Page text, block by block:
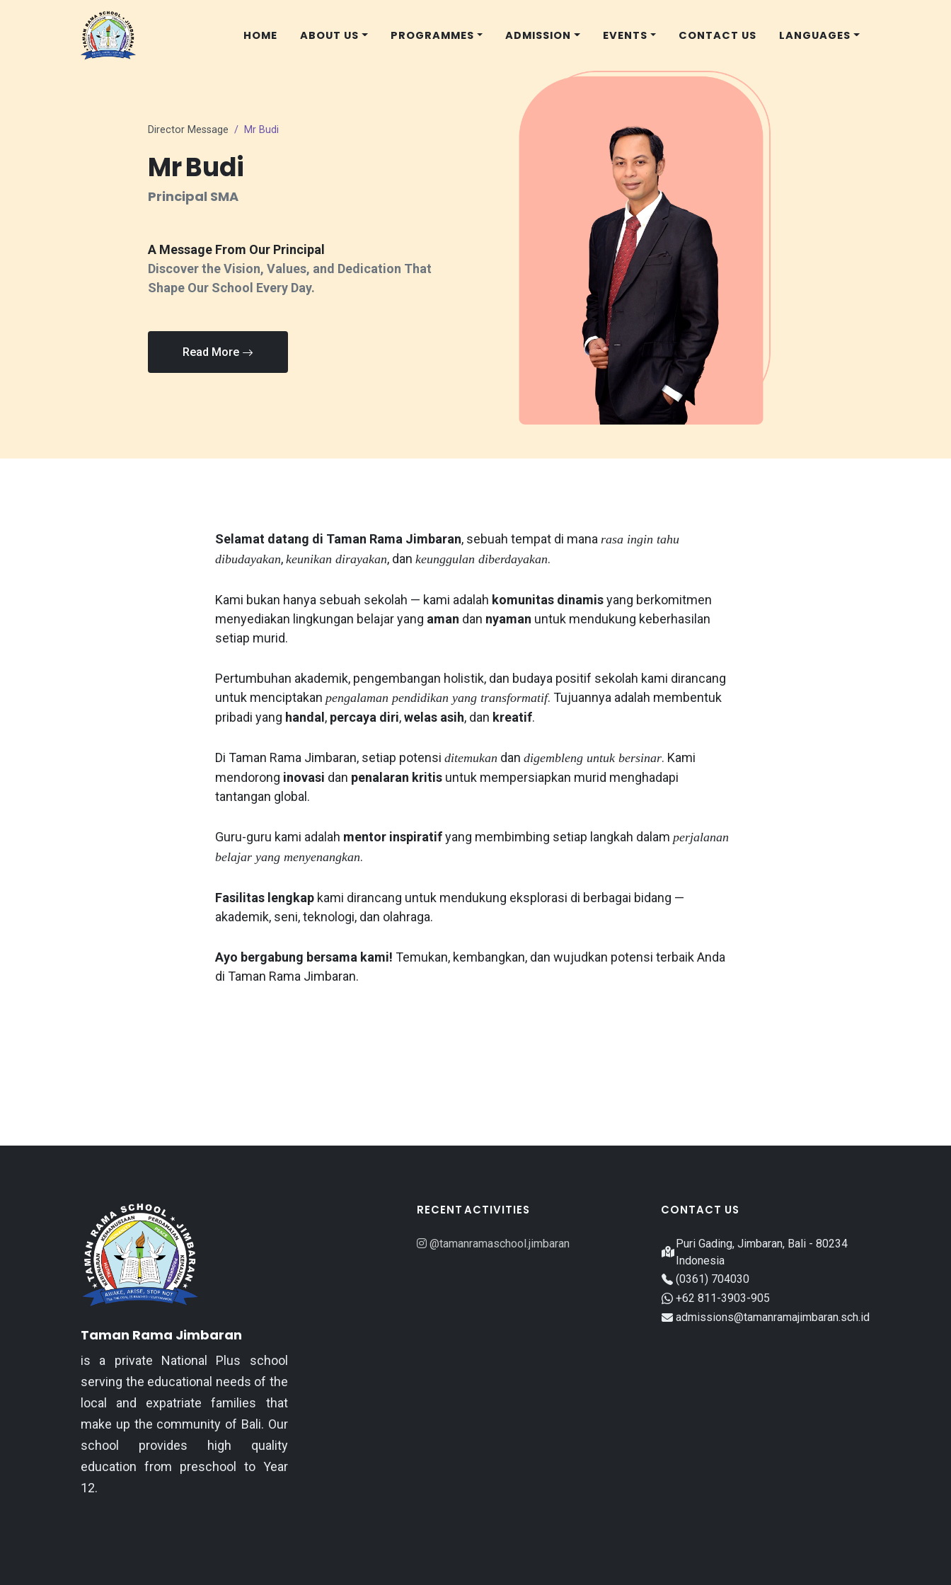
HOME ABOUT US PROGRAMMES ADMISSION EVENTS CONTACT US LANGUAGES
Director Message Mr Budi
Mr Budi
Principal SMA
A Message From Our Principal
Discover the Vision, Values, and Dedication That
Shape Our School Every Day.
Read More
Selamat datang di Taman Rama Jimbaran, sebuah tempat di mana rasa ingin tahu
dibudayakan, keunikan dirayakan, dan keunggulan diberdayakan.
Kami bukan hanya sebuah sekolah — kami adalah komunitas dinamisyang berkomitmen
menyediakan lingkungan belajar yang aman dan nyaman untuk mendukung keberhasilan
setiap murid.
Pertumbuhan akademik, pengembangan holistik, dan budaya positif sekolah kami dirancang
untuk menciptakan pengalaman pendidikan yang transformatif. Tujuannya adalah membentuk
pribadi yang handal , percaya diri,welas asih, dan kreatif.
Di Taman Rama Jimbaran, setiap potensi ditemukan dan digembleng untuk bersinar. Kami
mendorong inovasi dan penalaran kritis untuk mempersiapkan murid menghadapi
tantangan global.
Guru-guru kami adalah mentor inspiratifyang membimbing setiap langkah dalam perjalanan
belajar yang menyenangkan.
Fasilitas lengkap kami dirancang untuk mendukung eksplorasi di berbagai bidang —
akademik, seni, teknologi, dan olahraga.
Ayo bergabung bersama kami! Temukan, kembangkan, dan wujudkan potensi terbaik Anda
di Taman Rama Jimbaran.
Taman Rama Jimbaran
is a private National Plus school
serving the educational needs of the
local and expatriate families that
make up the community of Bali. Our
school provides high quality
education from preschool to Year
12.
RECENT ACTIVITIES
@tamanramaschool.jimbaran
CONTACT US
Puri Gading, Jimbaran, Bali - 80234
Indonesia
(0361) 704030
+62 811-3903-905
admissions@tamanramajimbaran.sch.id